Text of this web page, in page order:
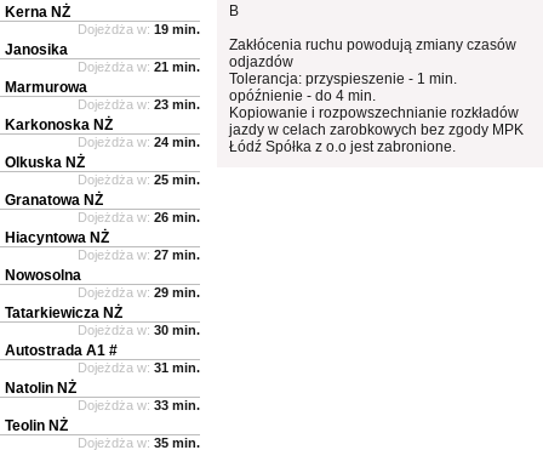
B
Zakłócenia ruchu powodują zmiany czasów
odjazdów
Tolerancja: przyspieszenie - 1 min.
opóźnienie - do 4 min.
Kopiowanie i rozpowszechnianie rozkładów
jazdy w celach zarobkowych bez zgody MPK
Łódź Spółka z o.o jest zabronione.
Kerna NŻ
Dojeżdża w: 19 min.
Janosika
Dojeżdża w: 21 min.
Marmurowa
Dojeżdża w: 23 min.
Karkonoska NŻ
Dojeżdża w: 24 min.
Olkuska NŻ
Dojeżdża w: 25 min.
Granatowa NŻ
Dojeżdża w: 26 min.
Hiacyntowa NŻ
Dojeżdża w: 27 min.
Nowosolna
Dojeżdża w: 29 min.
Tatarkiewicza NŻ
Dojeżdża w: 30 min.
Autostrada A1 #
Dojeżdża w: 31 min.
Natolin NŻ
Dojeżdża w: 33 min.
Teolin NŻ
Dojeżdża w: 35 min.